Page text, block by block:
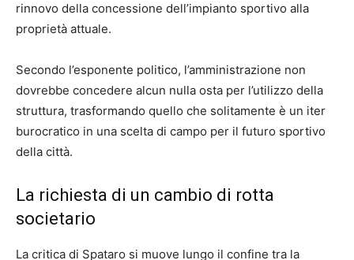
rinnovo della concessione dell’impianto sportivo alla
proprietà attuale.
Secondo l’esponente politico, l’amministrazione non
dovrebbe concedere alcun nulla osta per l’utilizzo della
struttura, trasformando quello che solitamente è un iter
burocratico in una scelta di campo per il futuro sportivo
della città.
La richiesta di un cambio di rotta
societario
La critica di Spataro si muove lungo il confine tra la